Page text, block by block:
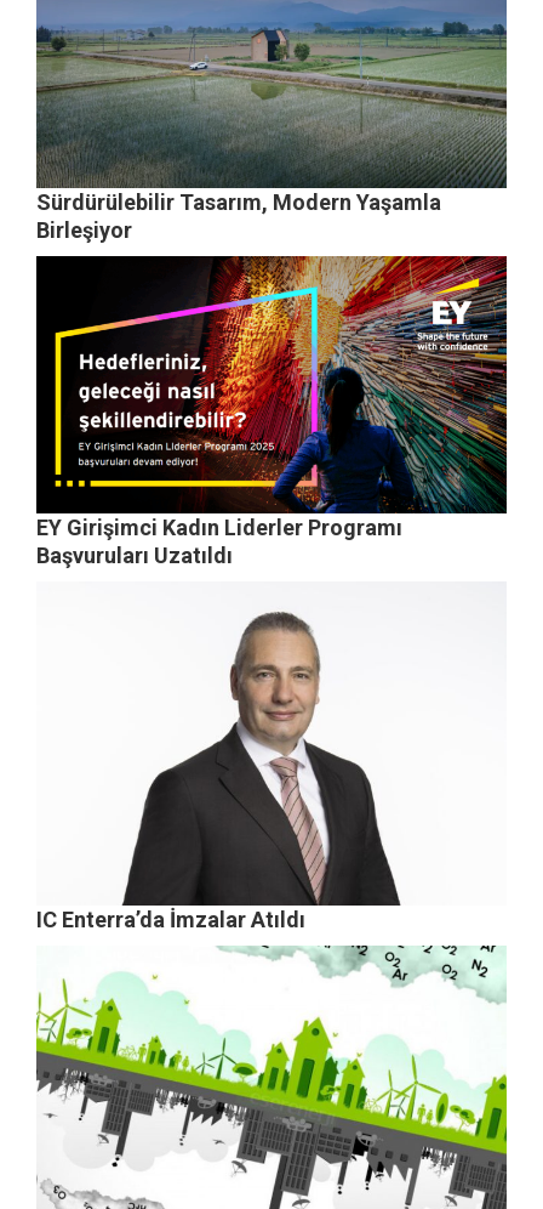
Sürdürülebilir Tasarım, Modern Yaşamla
Birleşiyor
EY Girişimci Kadın Liderler Programı
Başvuruları Uzatıldı
IC Enterra’da İmzalar Atıldı